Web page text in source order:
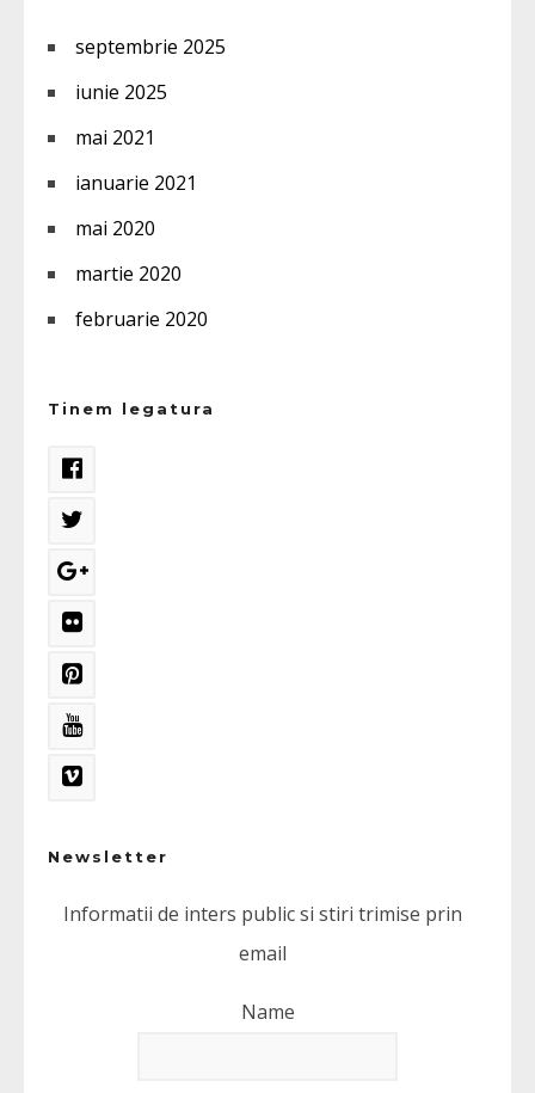
septembrie 2025
iunie 2025
mai 2021
ianuarie 2021
mai 2020
martie 2020
februarie 2020
Tinem legatura
Newsletter
Informatii de inters public si stiri trimise prin
email
Name